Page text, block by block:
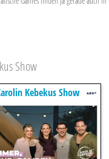
Show
Kebekus Show